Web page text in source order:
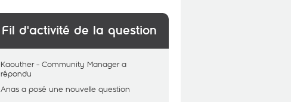
Fil d'activité de la question
Kaouther - Community Manager a
répondu
Anas a posé une nouvelle question